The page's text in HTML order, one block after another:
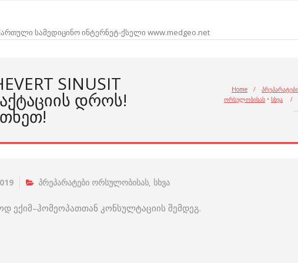
სამედიცინო ინტერნეტ-ქსელი www.medgeo.net
SINUSIT
ᲓᲠᲝᲡ! Home /
პრეპარატები
ორსულობისას • სხვა
/
…
პრეპარატები ორსულობისას, სხვა
ექიმ–ჰომეოპათთან კონსულტაციის შემდეგ.